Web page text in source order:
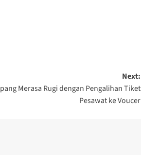
Next:
Merasa Rugi dengan Pengalihan Tiket
Pesawat ke Voucer